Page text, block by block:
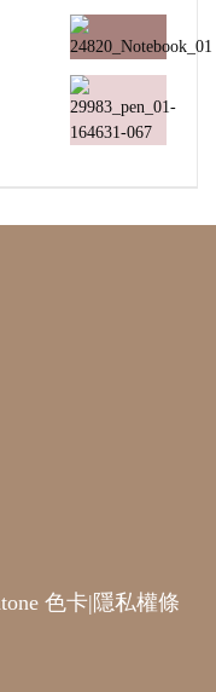
色卡|隱私權條